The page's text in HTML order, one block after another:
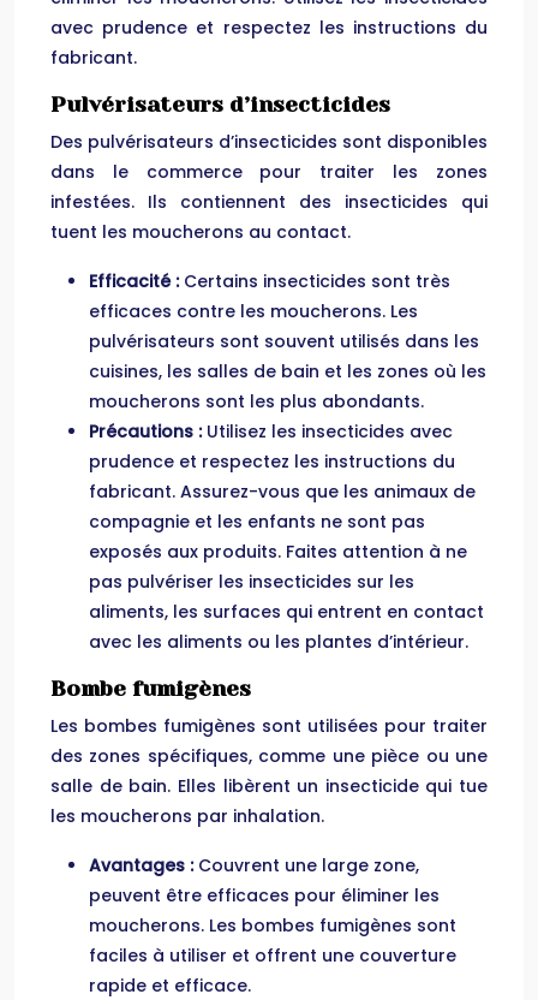
avec prudence et respectez les instructions du
fabricant.
Pulvérisateurs d’insecticides
Des pulvérisateurs d’insecticides sont disponibles
dans le commerce pour traiter les zones
infestées. Ils contiennent des insecticides qui
tuent les moucherons au contact.
Efficacité : Certains insecticides sont très
efficaces contre les moucherons. Les
pulvérisateurs sont souvent utilisés dans les
cuisines, les salles de bain et les zones où les
moucherons sont les plus abondants.
Précautions : Utilisez les insecticides avec
prudence et respectez les instructions du
fabricant. Assurez-vous que les animaux de
compagnie et les enfants ne sont pas
exposés aux produits. Faites attention à ne
pas pulvériser les insecticides sur les
aliments, les surfaces qui entrent en contact
avec les aliments ou les plantes d’intérieur.
Bombe fumigènes
Les bombes fumigènes sont utilisées pour traiter
des zones spécifiques, comme une pièce ou une
salle de bain. Elles libèrent un insecticide qui tue
les moucherons par inhalation.
Avantages : Couvrent une large zone,
peuvent être efficaces pour éliminer les
moucherons. Les bombes fumigènes sont
faciles à utiliser et offrent une couverture
rapide et efficace.